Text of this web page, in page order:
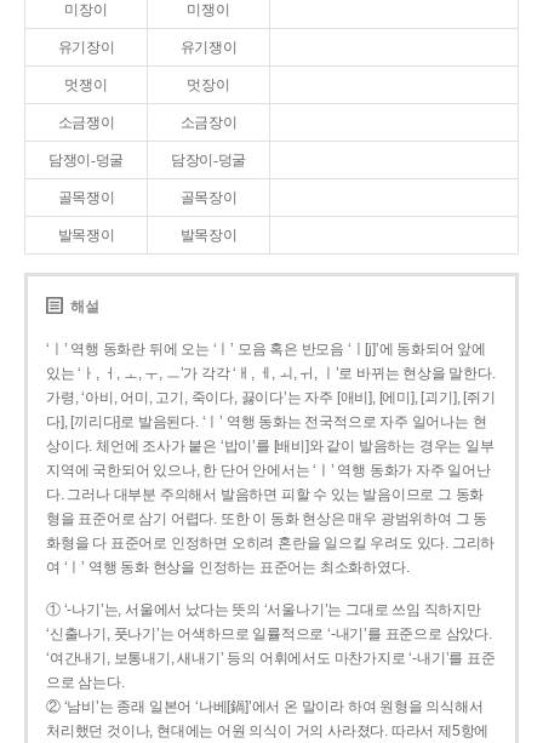
미장이 미쟁이
유기장이 유기쟁이
멋쟁이 멋장이
소금쟁이 소금장이
담쟁이-덩굴 담장이-덩굴
골목쟁이 골목장이
발목쟁이 발목장이
해설
‘ㅣ’ 역행 동화란 뒤에 오는 ‘ㅣ’ 모음 혹은 반모음 ‘ㅣ[j]’에 동화되어 앞에
있는 ‘ㅏ, ㅓ, ㅗ, ㅜ, ㅡ’가 각각 ‘ㅐ, ㅔ, ㅚ, ㅟ, ㅣ’로 바뀌는 현상을 말한다.
가령, ‘아비, 어미, 고기, 죽이다, 끓이다’는 자주 [애비], [에미], [괴기], [쥐기
다], [끼리다]로 발음된다. ‘ㅣ’ 역행 동화는 전국적으로 자주 일어나는 현
상이다. 체언에 조사가 붙은 ‘밥이’를 [배비]와 같이 발음하는 경우는 일부
지역에 국한되어 있으나, 한 단어 안에서는 ‘ㅣ’ 역행 동화가 자주 일어난
다. 그러나 대부분 주의해서 발음하면 피할 수 있는 발음이므로 그 동화
형을 표준어로 삼기 어렵다. 또한 이 동화 현상은 매우 광범위하여 그 동
화형을 다 표준어로 인정하면 오히려 혼란을 일으킬 우려도 있다. 그리하
여 ‘ㅣ’ 역행 동화 현상을 인정하는 표준어는 최소화하였다.
① ‘-나기’는, 서울에서 났다는 뜻의 ‘서울나기’는 그대로 쓰임 직하지만
‘신출나기, 풋나기’는 어색하므로 일률적으로 ‘-내기’를 표준으로 삼았다.
‘여간내기, 보통내기, 새내기’ 등의 어휘에서도 마찬가지로 ‘-내기’를 표준
으로 삼는다.
② ‘남비’는 종래 일본어 ‘나베[鍋]’에서 온 말이라 하여 원형을 의식해서
처리했던 것이나, 현대에는 어원 의식이 거의 사라졌다. 따라서 제5항에